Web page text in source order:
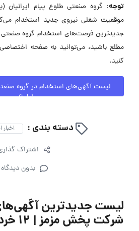
توجه:
موقعیت شغلی نیروی جدید استخدام
جدیدترین فرصت‌های استخدام گروه صنعتی
مطلع باشید، می‌توانید به صفحه
کنید.
لیست آگهی‌های استخدام در گروه
(پاما)
دسته بندی :
اشتراک
بدون دیدگاه
لیست جدیدترین
شرکت پخش مزمز | ۱۲ خرداد ۱۴۰۵